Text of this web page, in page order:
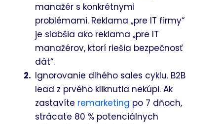
manažér s konkrétnymi
problémami. Reklama „pre IT firmy“
je slabšia ako reklama „pre IT
manažérov, ktorí riešia bezpečnosť
dát“.
Ignorovanie dlhého sales cyklu. B2B
lead z prvého kliknutia nekúpi. Ak
zastavíte remarketing po 7 dňoch,
strácate 80 % potenciálnych